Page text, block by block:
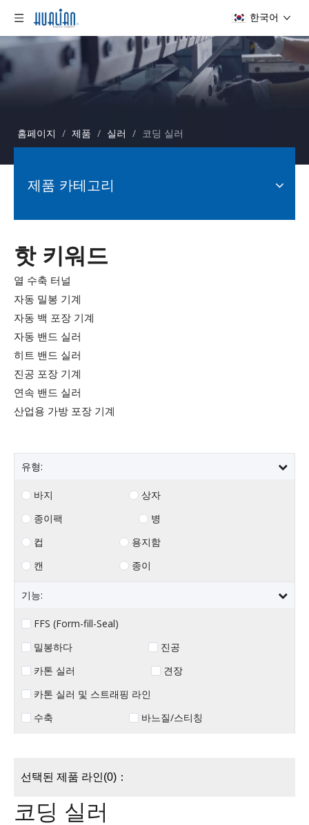
한국어
홈페이지 / 제품 / 실러 / 코딩 실러
제품 카테고리
핫 키워드
열 수축 터널
자동 밀봉 기계
자동 백 포장 기계
자동 밴드 실러
히트 밴드 실러
진공 포장 기계
연속 밴드 실러
산업용 가방 포장 기계
유형:
바지
상자
종이팩
병
컵
용지함
캔
종이
기능:
FFS (Form-fill-Seal)
밀봉하다
진공
카톤 실러
견장
카톤 실러 및 스트래핑 라인
수축
바느질/스티칭
선택된 제품 라인(0)：
코딩 실러